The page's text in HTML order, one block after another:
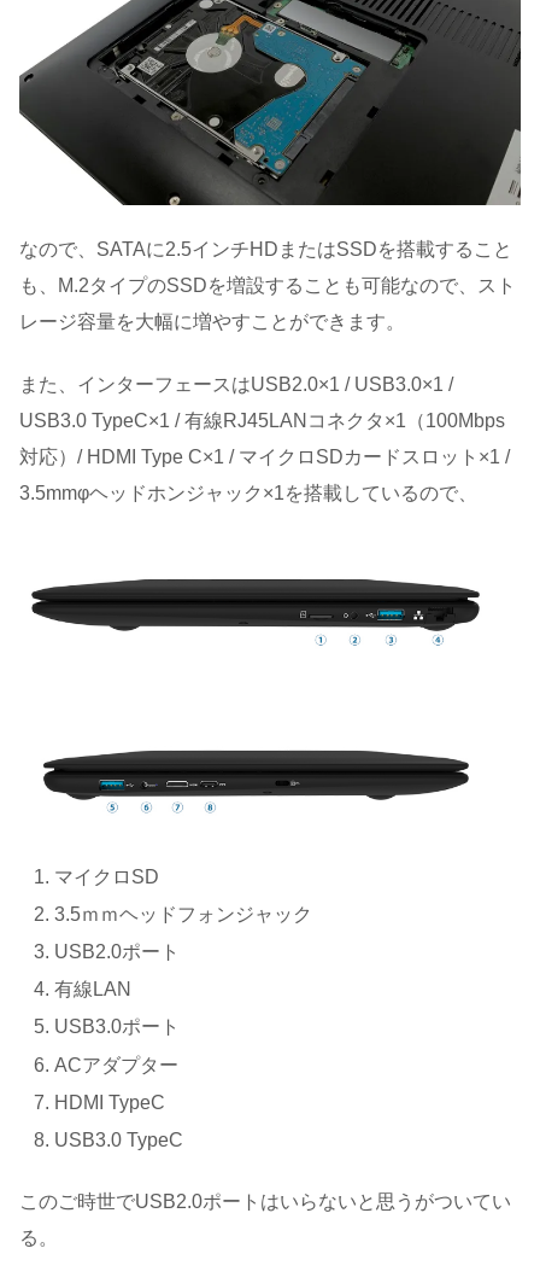
なので、SATAに2.5インチHDまたはSSDを搭載すること
も、M.2タイプのSSDを増設することも可能なので、スト
レージ容量を大幅に増やすことができます。
また、インターフェースはUSB2.0×1 / USB3.0×1 /
USB3.0 TypeC×1 / 有線RJ45LANコネクタ×1（100Mbps
対応）/ HDMI Type C×1 / マイクロSDカードスロット×1 /
3.5mmφヘッドホンジャック×1を搭載しているので、
マイクロSD
3.5ｍｍヘッドフォンジャック
USB2.0ポート
有線LAN
USB3.0ポート
ACアダプター
HDMI TypeC
USB3.0 TypeC
このご時世でUSB2.0ポートはいらないと思うがついてい
る。